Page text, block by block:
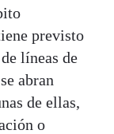
previsto
líneas de
abran
de ellas,
o